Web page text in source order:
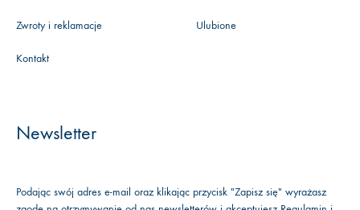
Zwroty i reklamacje
Kontakt
Ulubione
Newsletter
Podając swój adres e-mail oraz klikając przycisk "Zapisz się" wyrażasz